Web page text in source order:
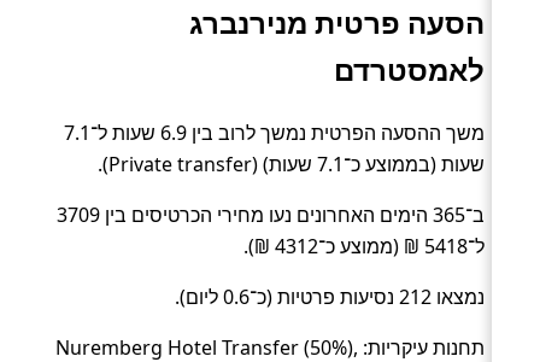
הסעה פרטית מנירנברג
לאמסטרדם
משך ההסעה הפרטית נמשך לרוב בין 6.9 שעות ל־7.1
שעות (בממוצע כ־7.1 שעות) (Private transfer).
ב־365 הימים האחרונים נעו מחירי הכרטיסים בין 3709
ל־5418 ₪ (ממוצע כ־4312 ₪).
נמצאו 212 נסיעות פרטיות (כ־0.6 ליום).
תחנות עיקריות: Nuremberg Hotel Transfer (50%),